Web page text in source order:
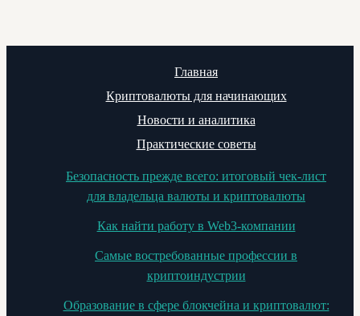
Главная
Криптовалюты для начинающих
Новости и аналитика
Практические советы
Безопасность прежде всего: итоговый чек-лист
для владельца валюты и криптовалюты
Как найти работу в Web3-компании
Самые востребованные профессии в
криптоиндустрии
Образование в сфере блокчейна и криптовалют: